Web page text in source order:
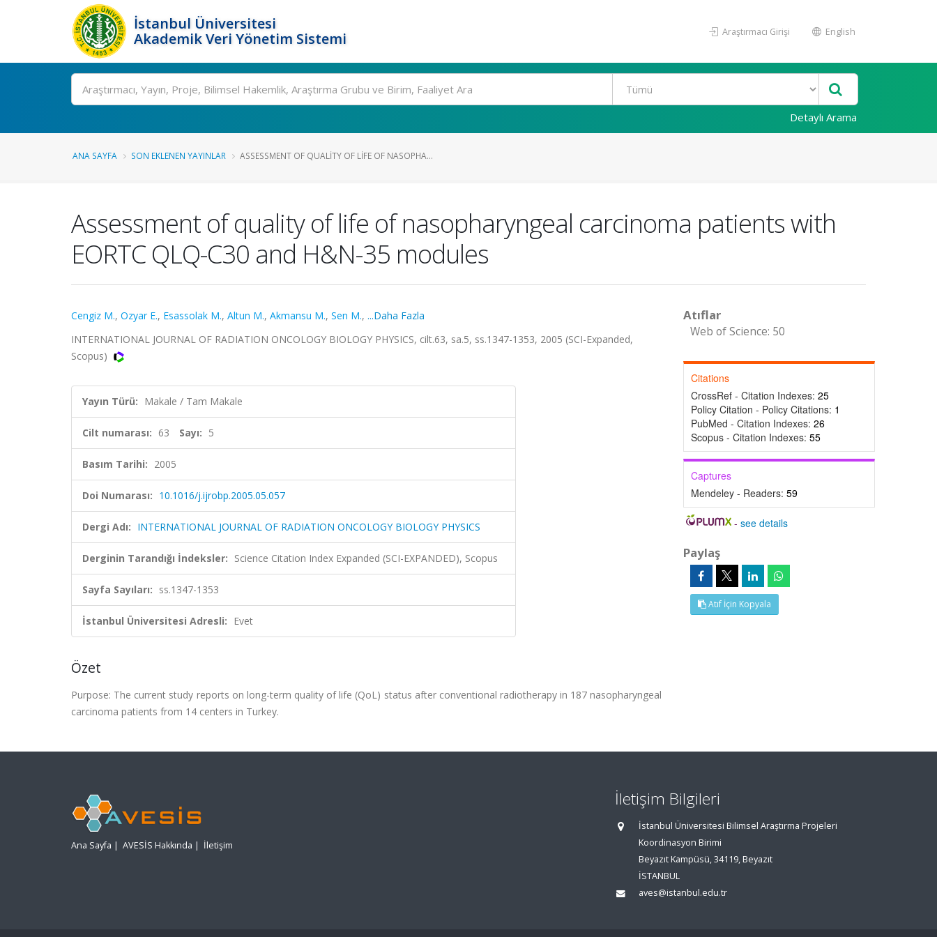
İstanbul Üniversitesi
Akademik Veri Yönetim Sistemi
Araştırmacı Girişi English
Ara
Detaylı Arama
ANA SAYFA SON EKLENEN YAYINLAR ASSESSMENT OF QUALITY OF LIFE OF NASOPHA...
Assessment of quality of life of nasopharyngeal carcinoma patients with
EORTC QLQ-C30 and H&N-35 modules
Cengiz M., Ozyar E., Esassolak M., Altun M., Akmansu M., Sen M., ...Daha Fazla
INTERNATIONAL JOURNAL OF RADIATION ONCOLOGY BIOLOGY PHYSICS, cilt.63, sa.5, ss.1347-1353, 2005 (SCI-Expanded,
Scopus)
Yayın Türü: Makale / Tam Makale
Cilt numarası: 63 Sayı: 5
Basım Tarihi: 2005
Doi Numarası: 10.1016/j.ijrobp.2005.05.057
Dergi Adı: INTERNATIONAL JOURNAL OF RADIATION ONCOLOGY BIOLOGY PHYSICS
Derginin Tarandığı İndeksler: Science Citation Index Expanded (SCI-EXPANDED), Scopus
Sayfa Sayıları: ss.1347-1353
İstanbul Üniversitesi Adresli: Evet
Özet
Purpose: The current study reports on long-term quality of life (QoL) status after conventional radiotherapy in 187 nasopharyngeal
carcinoma patients from 14 centers in Turkey.
Atıflar
Web of Science: 50
Citations
CrossRef - Citation Indexes: 25
Policy Citation - Policy Citations: 1
PubMed - Citation Indexes: 26
Scopus - Citation Indexes: 55
Captures
Mendeley - Readers: 59
-see details
Paylaş
Atıf İçin Kopyala
Ana Sayfa | AVESİS Hakkında | İletişim
İletişim Bilgileri
İstanbul Üniversitesi Bilimsel Araştırma Projeleri
Koordinasyon Birimi
Beyazıt Kampüsü, 34119, Beyazıt
İSTANBUL
aves@istanbul.edu.tr